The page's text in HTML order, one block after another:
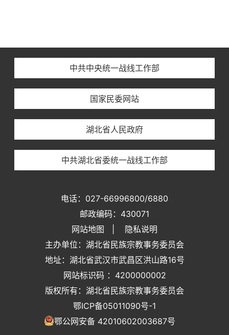
中共中央统一战线工作部
国家民委网站
湖北省人民政府
中共湖北省委统一战线工作部
电话：027-66996800/6880
邮政编码：430071
网站地图
隐私说明
主办单位：湖北省民族宗教事务委员会
地址：湖北省武汉市武昌区洪山路16号
网站标识码 ：4200000002
版权所有：湖北省民族宗教事务委员会
鄂ICP备05011090号-1
鄂公网安备 42010602003687号